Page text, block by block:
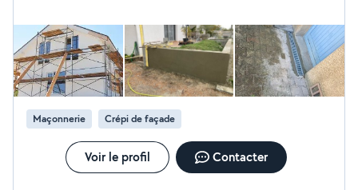
Maçonnerie Crépi de façade
Voir le profil Contacter